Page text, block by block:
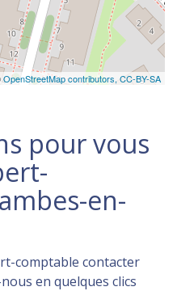
OpenStreetMap contributors, CC-BY-SA
pour vous
en-
comptable contacter
en quelques clics